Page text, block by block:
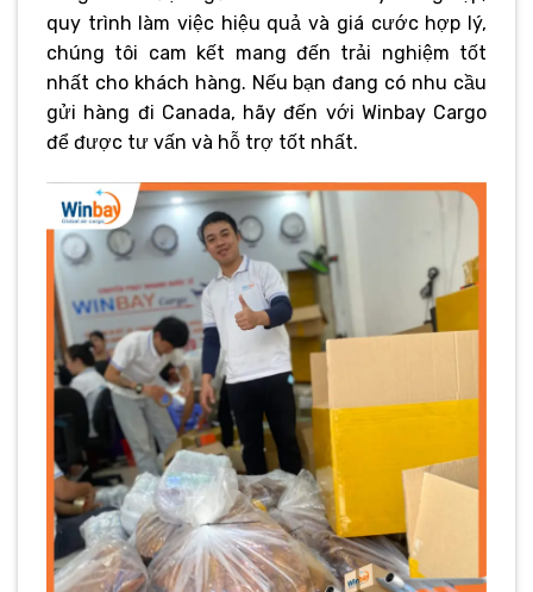
quy trình làm việc hiệu quả và giá cước hợp lý,
chúng tôi cam kết mang đến trải nghiệm tốt
nhất cho khách hàng. Nếu bạn đang có nhu cầu
gửi hàng đi Canada, hãy đến với Winbay Cargo
để được tư vấn và hỗ trợ tốt nhất.